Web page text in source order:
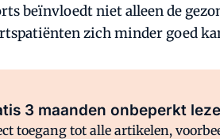
beïnvloedt niet alleen de
zich minder goed
3 maanden onbeperkt
toegang tot alle artikelen,